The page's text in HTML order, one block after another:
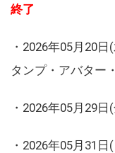
終了
・2026年05月20
タンプ・アバター
・2026年05月29
・2026年05月31